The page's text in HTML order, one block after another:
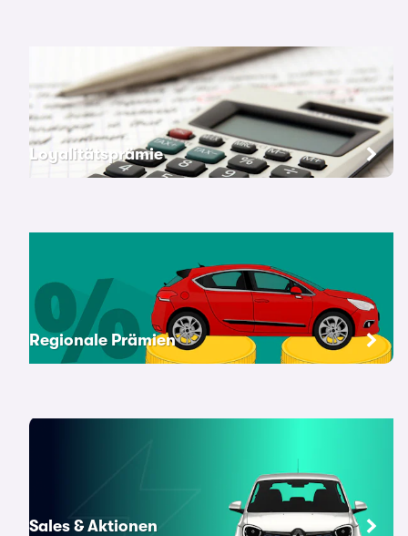
Loyalitätsprämie
Regionale Prämien
Sales & Aktionen